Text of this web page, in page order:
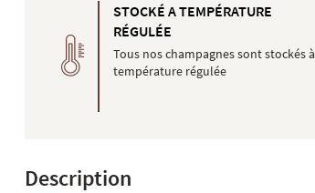
STOCKÉ A TEMPÉRATURE
RÉGULÉE
Tous nos champagnes sont stockés à
température régulée
Description